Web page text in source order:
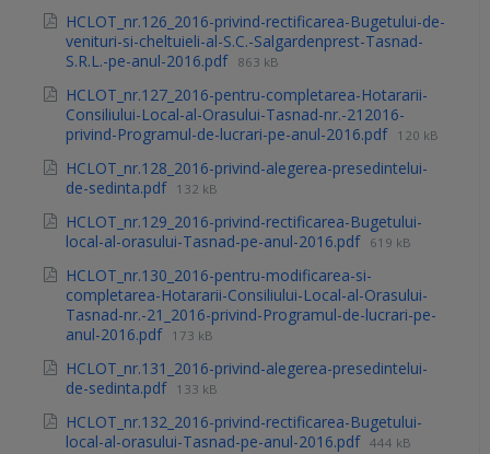
HCLOT_nr.126_2016-privind-rectificarea-Bugetului-de-
venituri-si-cheltuieli-al-S.C.-Salgardenprest-Tasnad-
S.R.L.-pe-anul-2016.pdf 863 kB
HCLOT_nr.127_2016-pentru-completarea-Hotararii-
Consiliului-Local-al-Orasului-Tasnad-nr.-212016-
privind-Programul-de-lucrari-pe-anul-2016.pdf 120 kB
HCLOT_nr.128_2016-privind-alegerea-presedintelui-
de-sedinta.pdf 132 kB
HCLOT_nr.129_2016-privind-rectificarea-Bugetului-
local-al-orasului-Tasnad-pe-anul-2016.pdf 619 kB
HCLOT_nr.130_2016-pentru-modificarea-si-
completarea-Hotararii-Consiliului-Local-al-Orasului-
Tasnad-nr.-21_2016-privind-Programul-de-lucrari-pe-
anul-2016.pdf 173 kB
HCLOT_nr.131_2016-privind-alegerea-presedintelui-
de-sedinta.pdf 133 kB
HCLOT_nr.132_2016-privind-rectificarea-Bugetului-
local-al-orasului-Tasnad-pe-anul-2016.pdf 444 kB